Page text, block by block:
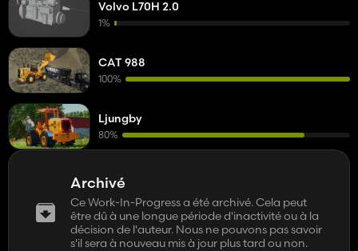
Archivé
Ce Work-In-Progress a été archivé. Cela peut
être dû à une longue période d'inactivité ou à la
décision de l'auteur. Nous ne pouvons pas savoir
s'il sera à nouveau mis à jour plus tard ou non.
Volvo L70H 2.0
1%
CAT 988
100%
Ljungby
80%